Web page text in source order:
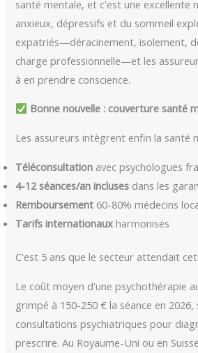
santé mentale, et c'est une excellente
anxieux, dépressifs et du sommeil
expatriés—déracinement, isolement,
charge professionnelle—et les
à en prendre conscience.
Bonne nouvelle : couverture santé
Les assureurs intègrent enfin la santé
Téléconsultation avec psychologues
4-12 séances/an incluses dans les
Remboursement 60-80% médecins
Tarifs internationaux harmonisés
C'est 5 ans que le secteur attendait
Le coût moyen d'une psychothérapie
grimpé à 150-250 € la séance en
consultations psychiatriques pour
prescrire. Au Royaume-Uni ou en